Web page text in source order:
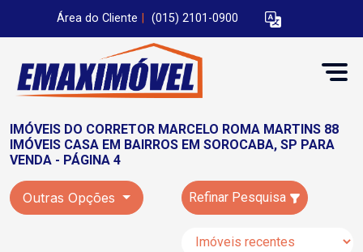
Área do Cliente (015) 2101-0900
IMÓVEIS DO CORRETOR MARCELO ROMA MARTINS 88
IMÓVEIS CASA EM BAIRROS EM SOROCABA, SP PARA
VENDA - PÁGINA 4
Outras Opções Refinar Pesquisa